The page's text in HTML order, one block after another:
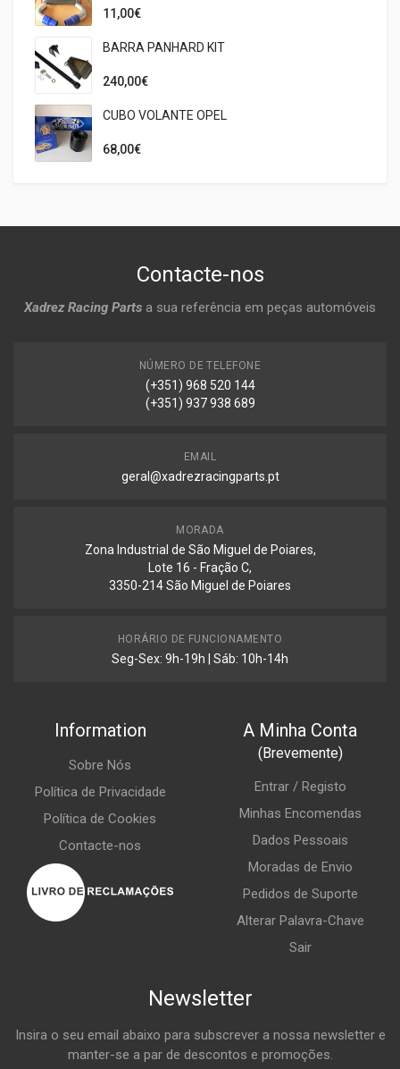
11,00€
BARRA PANHARD KIT
240,00€
CUBO VOLANTE OPEL
68,00€
Contacte-nos
Xadrez Racing Parts a sua referência em peças automóveis
NÚMERO DE TELEFONE
(+351) 968 520 144
(+351) 937 938 689
EMAIL
geral@xadrezracingparts.pt
MORADA
Zona Industrial de São Miguel de Poiares,
Lote 16 - Fração C,
3350-214 São Miguel de Poiares
HORÁRIO DE FUNCIONAMENTO
Seg-Sex: 9h-19h | Sáb: 10h-14h
Information
Sobre Nós
Política de Privacidade
Política de Cookies
Contacte-nos
A Minha Conta
(Brevemente)
Entrar / Registo
Minhas Encomendas
Dados Pessoais
Moradas de Envio
Pedidos de Suporte
Alterar Palavra-Chave
Sair
Newsletter
Insira o seu email abaixo para subscrever a nossa newsletter e
manter-se a par de descontos e promoções.